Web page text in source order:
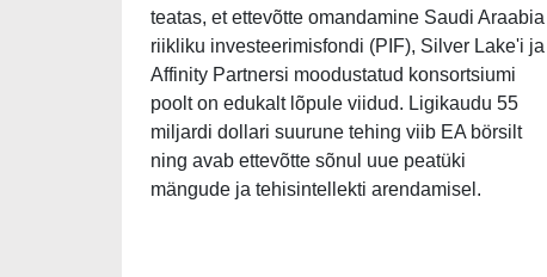
teatas, et ettevõtte omandamine Saudi Araabia
riikliku investeerimisfondi (PIF), Silver Lake'i ja
Affinity Partnersi moodustatud konsortsiumi
poolt on edukalt lõpule viidud. Ligikaudu 55
miljardi dollari suurune tehing viib EA börsilt
ning avab ettevõtte sõnul uue peatüki
mängude ja tehisintellekti arendamisel.